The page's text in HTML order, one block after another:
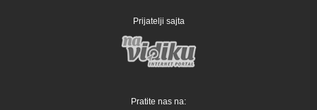
Prijatelji sajta
Pratite nas na: